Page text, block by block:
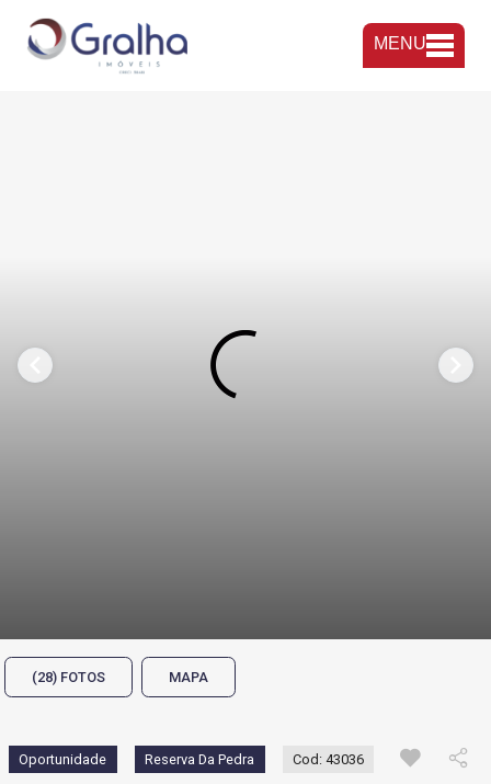
MENU
(28) FOTOS MAPA
Oportunidade Reserva Da Pedra Cod: 43036